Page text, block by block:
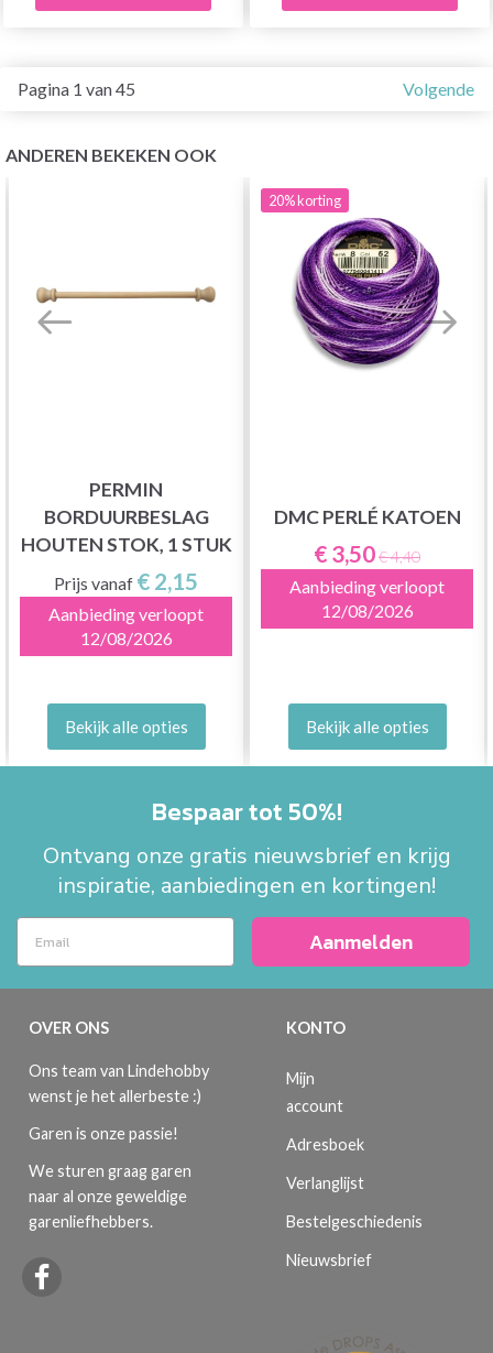
Pagina 1 van 45 Volgende
ANDEREN BEKEKEN OOK
PERMIN
BORDUURBESLAG
HOUTEN STOK, 1 STUK
Prijs vanaf € 2,15
Aanbieding verloopt
12/08/2026
Bekijk alle opties
20%korting
DMC PERLÉ KATOEN
€ 3,50€ 4,40
Aanbieding verloopt
12/08/2026
Bekijk alle opties
Bespaar tot 50%!
Ontvang onze gratis nieuwsbrief en krijg
inspiratie, aanbiedingen en kortingen!
Aanmelden
OVER ONS
Ons team van Lindehobby
wenst je het allerbeste :)
Garen is onze passie!
We sturen graag garen
naar al onze geweldige
garenliefhebbers.
KONTO
Mijn
account
Adresboek
Verlanglijst
Bestelgeschiedenis
Nieuwsbrief